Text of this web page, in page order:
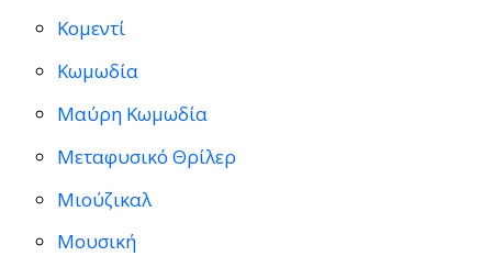
Κομεντί
Κωμωδία
Μαύρη Κωμωδία
Μεταφυσικό Θρίλερ
Μιούζικαλ
Μουσική